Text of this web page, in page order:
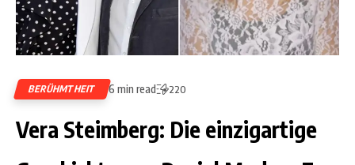
BERÜHMTHEIT 6 min read 220
Vera Steimberg: Die einzigartige